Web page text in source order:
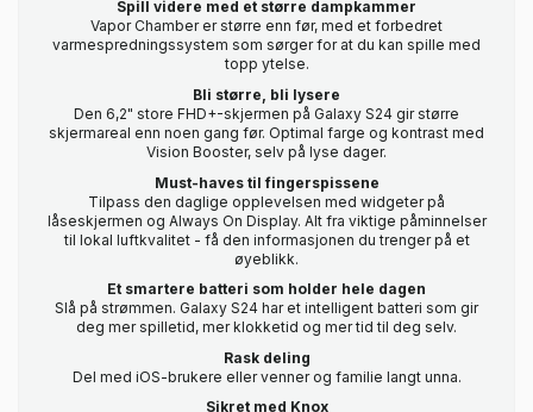
Spill videre med et større dampkammer
Vapor Chamber er større enn før, med et forbedret
varmespredningssystem som sørger for at du kan spille med
topp ytelse.
Bli større, bli lysere
Den 6,2" store FHD+-skjermen på Galaxy S24 gir større
skjermareal enn noen gang før. Optimal farge og kontrast med
Vision Booster, selv på lyse dager.
Must-haves til fingerspissene
Tilpass den daglige opplevelsen med widgeter på
låseskjermen og Always On Display. Alt fra viktige påminnelser
til lokal luftkvalitet - få den informasjonen du trenger på et
øyeblikk.
Et smartere batteri som holder hele dagen
Slå på strømmen. Galaxy S24 har et intelligent batteri som gir
deg mer spilletid, mer klokketid og mer tid til deg selv.
Rask deling
Del med iOS-brukere eller venner og familie langt unna.
Sikret med Knox